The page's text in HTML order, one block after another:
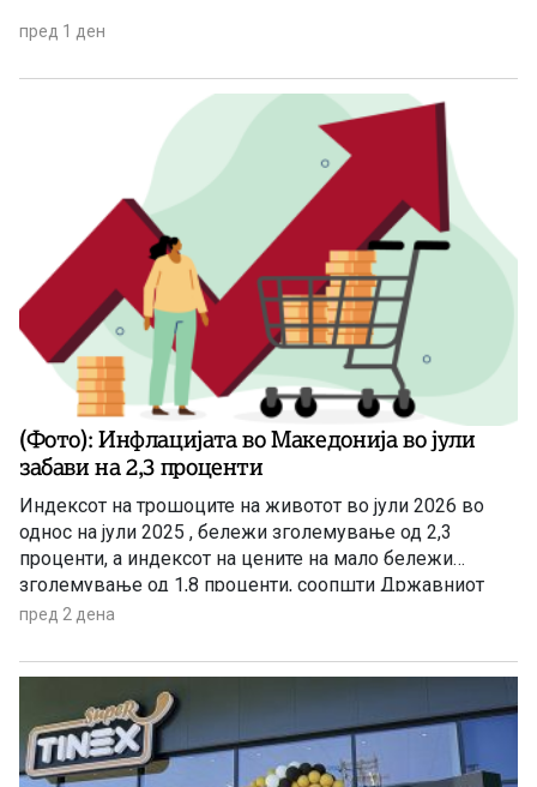
пред 1 ден
(Фото): Инфлацијата во Македонија во јули
забави на 2,3 проценти
Индексот на трошоците на животот во јули 2026 во
однос на јули 2025 , бележи зголемување од 2,3
проценти, а индексот на цените на мало бележи
зголемување од 1,8 проценти, соопшти Државниот
завод за статистика. Станува збор за благо забавување
годишната стапка на инфлација изнесуваше 3,4
пред 2 дена